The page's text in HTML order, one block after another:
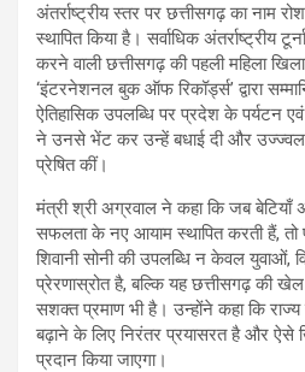
अंतर्राष्ट्रीय स्तर पर छत्तीसगढ़ का नाम
स्थापित किया है। सर्वाधिक अंतर्राष्ट्रीय
करने वाली छत्तीसगढ़ की पहली महिला
‘इंटरनेशनल बुक ऑफ रिकॉर्ड्स’ द्वारा
ऐतिहासिक उपलब्धि पर प्रदेश के पर्यटन
ने उनसे भेंट कर उन्हें बधाई दी और उज्ज्वल
प्रेषित कीं।
मंत्री श्री अग्रवाल ने कहा कि जब
सफलता के नए आयाम स्थापित करती हैं, तो
शिवानी सोनी की उपलब्धि न केवल युवाओं,
प्रेरणास्रोत है, बल्कि यह छत्तीसगढ़ की
सशक्त प्रमाण भी है। उन्होंने कहा कि
बढ़ाने के लिए निरंतर प्रयासरत है और ऐसे
प्रदान किया जाएगा।